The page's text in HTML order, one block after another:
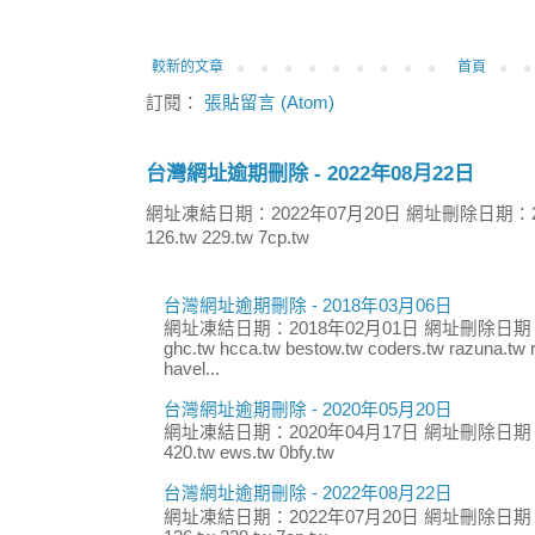
較新的文章 首頁
訂閱： 張貼留言 (Atom)
台灣網址逾期刪除 - 2022年08月22日
網址凍結日期：2022年07月20日 網址刪除日期
126.tw 229.tw 7cp.tw
台灣網址逾期刪除 - 2018年03月06日
網址凍結日期：2018年02月01日 網址刪除日
ghc.tw hcca.tw bestow.tw coders.tw razuna.tw
havel...
台灣網址逾期刪除 - 2020年05月20日
網址凍結日期：2020年04月17日 網址刪除日
420.tw ews.tw 0bfy.tw
台灣網址逾期刪除 - 2022年08月22日
網址凍結日期：2022年07月20日 網址刪除日